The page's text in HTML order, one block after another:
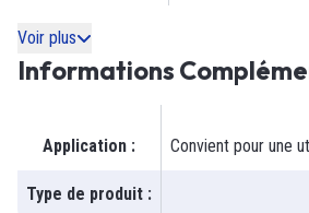
Voir plus
Informations
Application : Convient pour une
Type de produit :